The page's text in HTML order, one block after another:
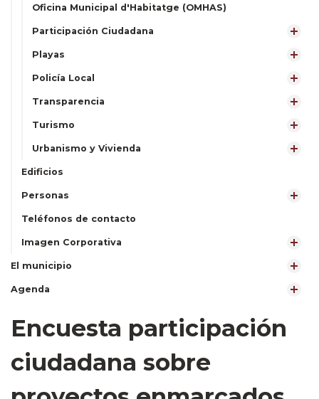
Oficina Municipal d'Habitatge (OMHAS)
Participación Ciudadana
Playas
Policía Local
Transparencia
Turismo
Urbanismo y Vivienda
Edificios
Personas
Teléfonos de contacto
Imagen Corporativa
El municipio
Agenda
Encuesta participación
ciudadana sobre